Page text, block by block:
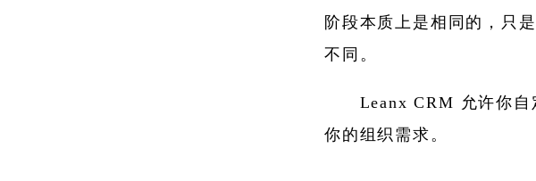
阶段本质上是相同的，只
不同。
Leanx CRM 允许你自
你的组织需求。